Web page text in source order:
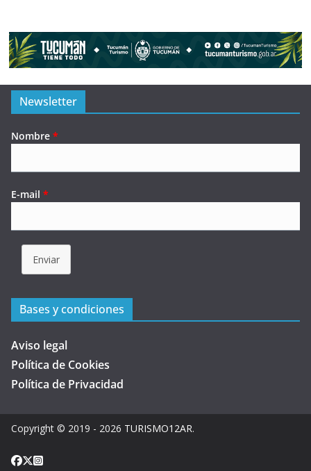
Newsletter
Nombre *
E-mail *
Enviar
Bases y condiciones
Aviso legal
Política de Cookies
Política de Privacidad
Copyright © 2019 - 2026 TURISMO12AR.